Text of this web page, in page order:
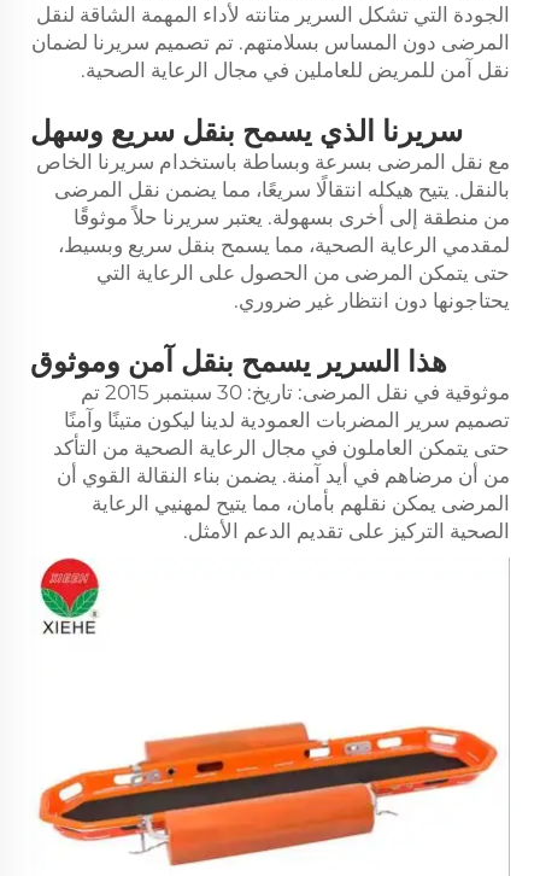
الجودة التي تشكل السرير متانته لأداء المهمة الشاقة لنقل
المرضى دون المساس بسلامتهم. تم تصميم سريرنا لضمان
نقل آمن للمريض للعاملين في مجال الرعاية الصحية.
سريرنا الذي يسمح بنقل سريع وسهل
مع نقل المرضى بسرعة وبساطة باستخدام سريرنا الخاص
بالنقل. يتيح هيكله انتقالًا سريعًا، مما يضمن نقل المرضى
من منطقة إلى أخرى بسهولة. يعتبر سريرنا حلاً موثوقًا
لمقدمي الرعاية الصحية، مما يسمح بنقل سريع وبسيط،
حتى يتمكن المرضى من الحصول على الرعاية التي
يحتاجونها دون انتظار غير ضروري.
هذا السرير يسمح بنقل آمن وموثوق
موثوقية في نقل المرضى: تاريخ: 30 سبتمبر 2015 تم
تصميم سرير المضربات العمودية لدينا ليكون متينًا وآمنًا
حتى يتمكن العاملون في مجال الرعاية الصحية من التأكد
من أن مرضاهم في أيد آمنة. يضمن بناء النقالة القوي أن
المرضى يمكن نقلهم بأمان، مما يتيح لمهنيي الرعاية
الصحية التركيز على تقديم الدعم الأمثل.